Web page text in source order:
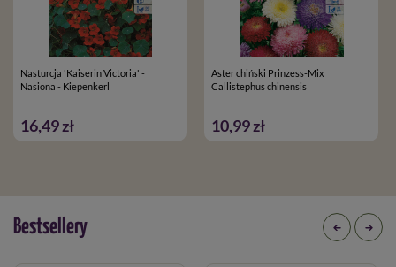
Nasturcja 'Kaiserin Victoria' -
Nasiona - Kiepenkerl
16,49 zł
Aster chiński Prinzess-Mix
Callistephus chinensis
10,99 zł
Bestsellery